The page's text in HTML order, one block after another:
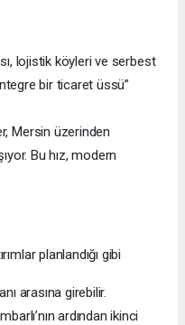
lojistik köyleri ve serbest
bir ticaret üssü”
Mersin üzerinden
Bu hız, modern
planlandığı gibi
arasına girebilir.
ardından ikinci